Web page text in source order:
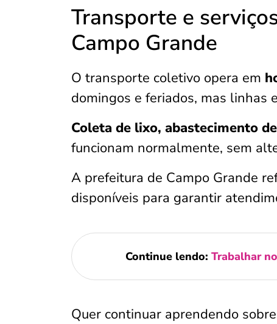
Transporte e
Campo Grande
O transporte coletivo opera em
domingos e feriados, mas linhas
Coleta de lixo, abastecimento
funcionam normalmente, sem
A prefeitura de Campo Grande
disponíveis para garantir
Continue lendo:Trabalhar
Quer continuar aprendendo